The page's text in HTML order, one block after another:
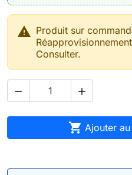
 Produit sur
Consulter.
 
 Ajouter